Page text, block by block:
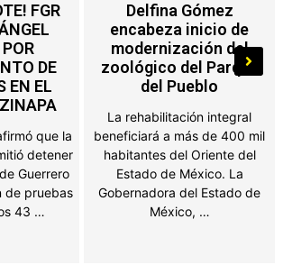
de
del
Parque
de 400 mil
del
La
Estado de
…
Nuevo impuesto en
Edoméx alcanza a
máquinas de
videojuegos, ferias y
salones de fiesta
Propietarios de negocios,
salones de fiestas, ferias y
establecimientos que
obtengan ingresos por juegos
o espectáculos públicos en el
Estado de México …